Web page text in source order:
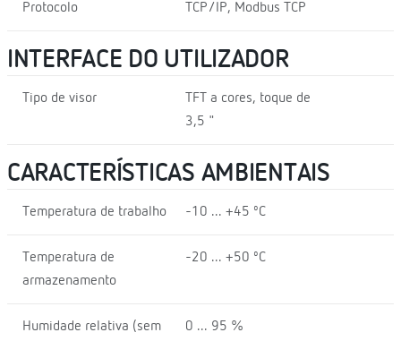
Protocolo TCP/IP, Modbus TCP
INTERFACE DO UTILIZADOR
Tipo de visor
TFT a cores, toque de
3,5 "
CARACTERÍSTICAS AMBIENTAIS
Temperatura de trabalho -10 ... +45 ºC
Temperatura de
armazenamento
-20 ... +50 ºC
Humidade relativa (sem
0 ... 95 %